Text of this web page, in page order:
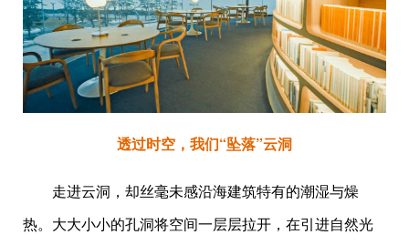
透过时空，我们“坠落”云洞
走进云洞，却丝毫未感沿海建筑特有的潮湿与燥
热。大大小小的孔洞将空间一层层拉开，在引进自然光